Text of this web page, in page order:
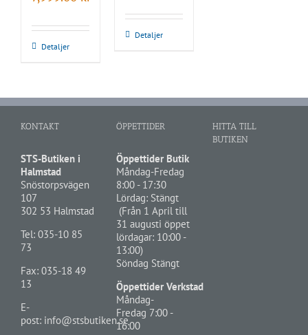
ursprungliga
var:
10,499.00 kr.
Detaljer
Detaljer
KONTAKT
STS-Butiken i
Halmstad
Snöstorpsvägen
107
302 53 Halmstad
Tel: 035-10 85
73
Fax: 035-18 49
13
E-
post: info@stsbutiken.se
ÖPPETTIDER
Öppettider Butik
Måndag-Fredag
8:00 - 17:30
Lördag: Stängt
(Från 1 April till
31 augusti öppet
lördagar: 10:00 -
13:00)
Söndag Stängt
Öppettider Verkstad
Måndag-
Fredag 7:00 -
16:00
HITTA TILL
BUTIKEN